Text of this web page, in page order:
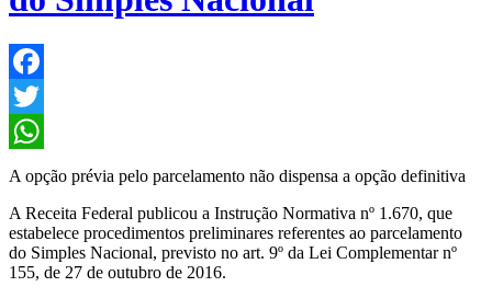
Facebook
Twitter
WhatsApp
A opção prévia pelo parcelamento não dispensa a opção definitiva
A Receita Federal publicou a Instrução Normativa nº 1.670, que
estabelece procedimentos preliminares referentes ao parcelamento
do Simples Nacional, previsto no art. 9º da Lei Complementar nº
155, de 27 de outubro de 2016.